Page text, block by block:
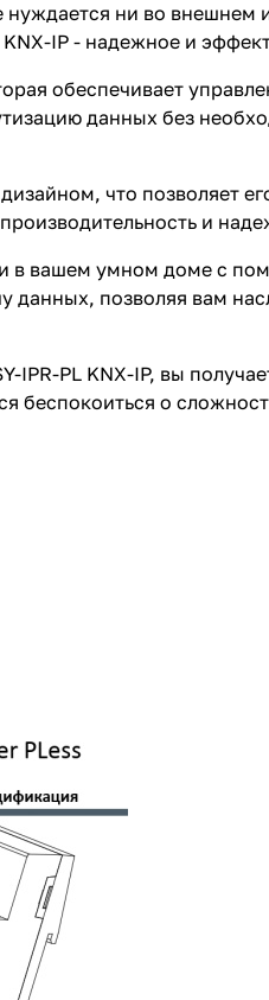
ни во внешнем
IP - надежное и
обеспечивает
данных без
что позволяет
и
в вашем умном доме с
данных, позволяя вам
IPR-PL KNX-IP, вы
о